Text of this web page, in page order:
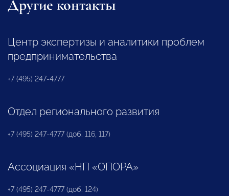
Другие контакты
Центр экспертизы и аналитики проблем
предпринимательства
+7 (495) 247-4777
Отдел регионального развития
+7 (495) 247-4777 (доб. 116, 117)
Ассоциация «НП «ОПОРА»
+7 (495) 247-4777 (доб. 124)